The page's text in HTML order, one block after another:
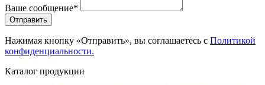
Ваше сообщение*
Отправить
Нажимая кнопку «Отправить», вы соглашаетесь с Политикой
конфиденциальности.
Каталог продукции